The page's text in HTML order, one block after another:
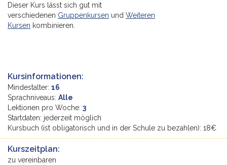
Dieser Kurs lässt sich gut mit
verschiedenen Gruppenkursen und Weiteren
Kursen kombinieren.
Kursinformationen:
Mindestalter: 16
Sprachniveaus: Alle
Lektionen pro Woche: 3
Startdaten: jederzeit möglich
Kursbuch (ist obligatorisch und in der Schule zu bezahlen): 18€
Kurszeitplan:
zu vereinbaren